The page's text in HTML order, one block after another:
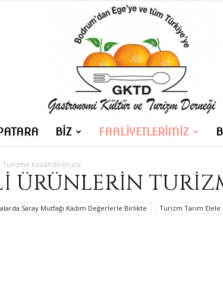
BİZ FAALIYETLERIMIZ
Kazandırılması
ÜRÜNLERIN
Saray Mutfağı Kadim Değerlerle Birlikte Turizm Tarım Elele